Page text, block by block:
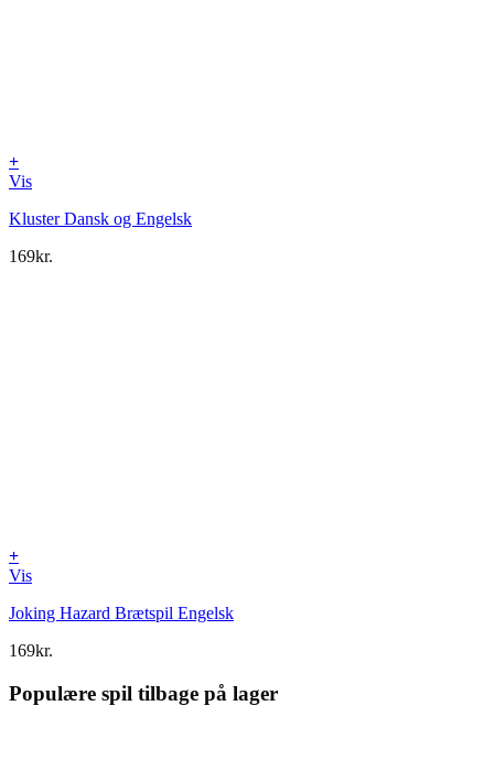
+
Vis
Kluster Dansk og Engelsk
169kr.
+
Vis
Joking Hazard Brætspil Engelsk
169kr.
Populære spil tilbage på lager